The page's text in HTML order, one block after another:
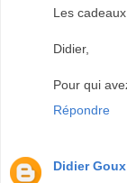
Les
Didier,
Pour qui
Répondre
Didier Goux